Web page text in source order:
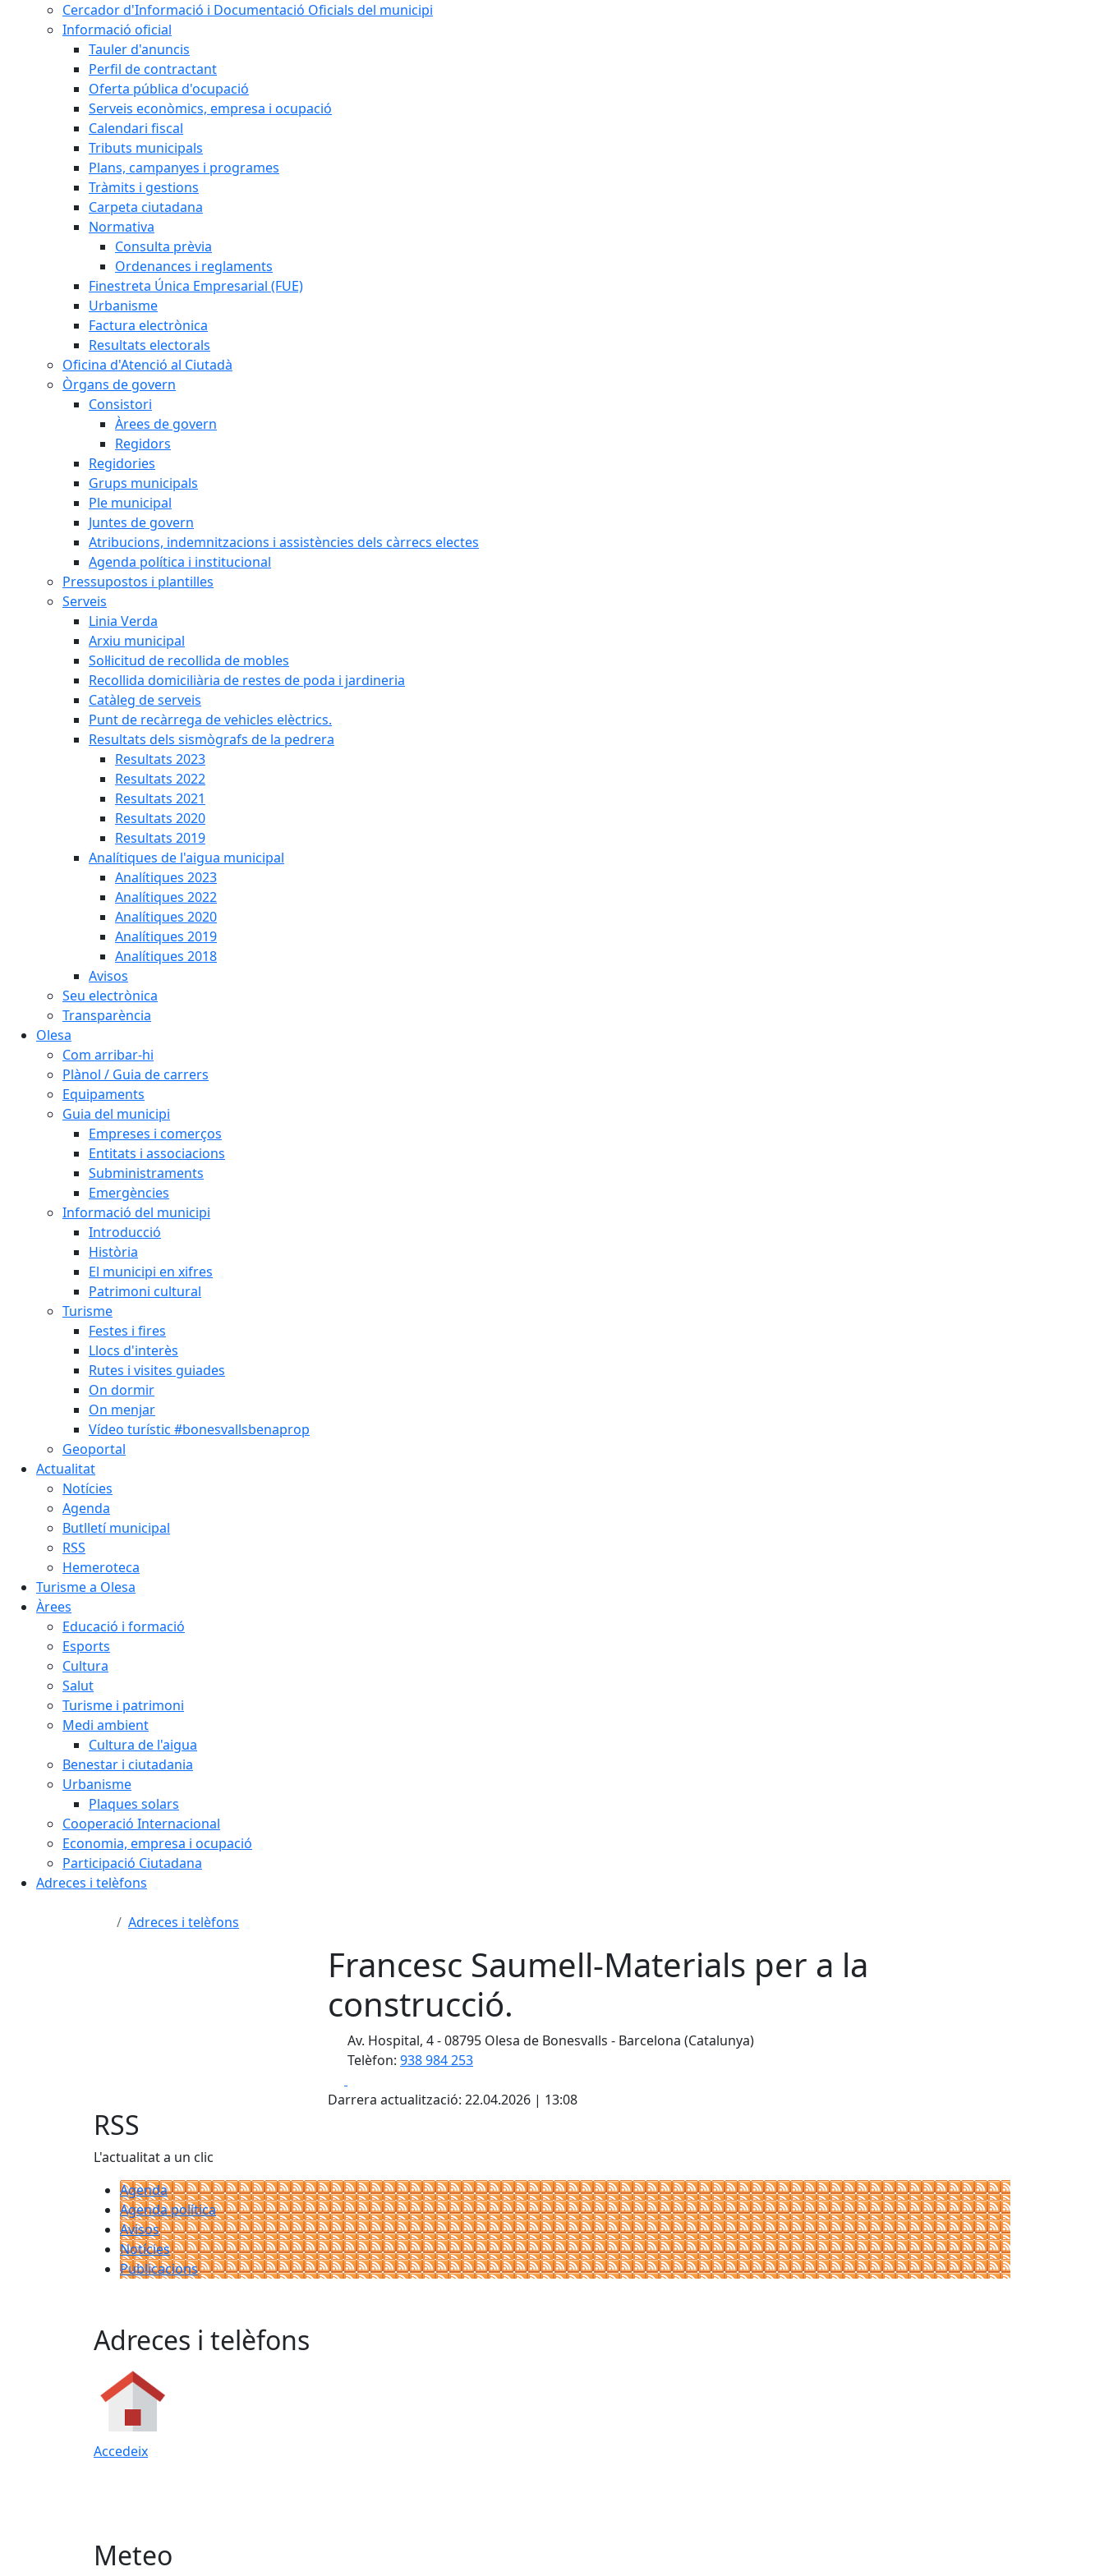
Cercador d'Informació i Documentació Oficials del municipi
Informació oficial
Tauler d'anuncis
Perfil de contractant
Oferta pública d'ocupació
Serveis econòmics, empresa i ocupació
Calendari fiscal
Tributs municipals
Plans, campanyes i programes
Tràmits i gestions
Carpeta ciutadana
Normativa
Consulta prèvia
Ordenances i reglaments
Finestreta Única Empresarial (FUE)
Urbanisme
Factura electrònica
Resultats electorals
Oficina d'Atenció al Ciutadà
Òrgans de govern
Consistori
Àrees de govern
Regidors
Regidories
Grups municipals
Ple municipal
Juntes de govern
Atribucions, indemnitzacions i assistències dels càrrecs electes
Agenda política i institucional
Pressupostos i plantilles
Serveis
Linia Verda
Arxiu municipal
Sol·licitud de recollida de mobles
Recollida domiciliària de restes de poda i jardineria
Catàleg de serveis
Punt de recàrrega de vehicles elèctrics.
Resultats dels sismògrafs de la pedrera
Resultats 2023
Resultats 2022
Resultats 2021
Resultats 2020
Resultats 2019
Analítiques de l'aigua municipal
Analítiques 2023
Analítiques 2022
Analítiques 2020
Analítiques 2019
Analítiques 2018
Avisos
Seu electrònica
Transparència
Olesa
Com arribar-hi
Plànol / Guia de carrers
Equipaments
Guia del municipi
Empreses i comerços
Entitats i associacions
Subministraments
Emergències
Informació del municipi
Introducció
Història
El municipi en xifres
Patrimoni cultural
Turisme
Festes i fires
Llocs d'interès
Rutes i visites guiades
On dormir
On menjar
Vídeo turístic #bonesvallsbenaprop
Geoportal
Actualitat
Notícies
Agenda
Butlletí municipal
RSS
Hemeroteca
Turisme a Olesa
Àrees
Educació i formació
Esports
Cultura
Salut
Turisme i patrimoni
Medi ambient
Cultura de l'aigua
Benestar i ciutadania
Urbanisme
Plaques solars
Cooperació Internacional
Economia, empresa i ocupació
Participació Ciutadana
Adreces i telèfons
Adreces i telèfons
Francesc Saumell-Materials per a la
construcció.
Av. Hospital, 4 - 08795 Olesa de Bonesvalls - Barcelona (Catalunya)
Telèfon: 938 984 253
Darrera actualització: 22.04.2026 | 13:08
RSS
L'actualitat a un clic
Agenda
Agenda política
Avisos
Notícies
Publicacions
Adreces i telèfons
Accedeix
Meteo